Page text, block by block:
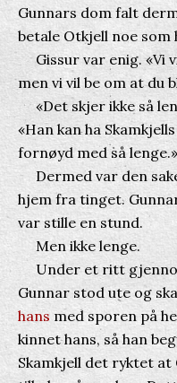
Gunnars dom falt
betale Otkjell noe som
Gissur var enig. «Vi
men vi vil be om at du
«Det skjer ikke så
«Han kan ha
fornøyd med så lenge.»
Dermed var den
hjem fra tinget.
var stille en stund.
Men ikke lenge.
Under et ritt
Gunnar stod ute og
hans med sporen på
kinnet hans, så han
Skamkjell det ryktet